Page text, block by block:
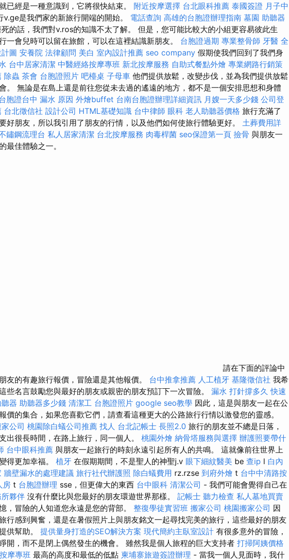
已經是一種意識到，它將很快結束。 附近按摩選擇 台北眼科推薦 泰國簽證 月子中
v.ge是我們家的新旅行開端的開始。 電話查詢 高雄的台胞證辦理指南 墓園 助聽器
的話，我們對v.ros的知識不太了解。 但是，您可能比較大的小組更容易彼此生
一會兒時可以留在旅館，可以在這裡結識新朋友。 台胞證過期 專業整骨師 牙醫 全
圖 安養院 法律顧問 美白 室內設計推薦 seo company 假期使我們回到了我們身
台中居家清潔 中醫經絡按摩專班 新北按摩服務 自助式餐點外燴 專業網路行銷策
除蟲 茶會 台胞證照片 吧檯桌 子母車 他們提供放鬆，改變步伐，並為我們提供放鬆
。 無論是在島上還是前往您從未去過的遙遠的地方，都不是一個安排思想和身體
胞證台中 漏水 原因 外燴buffet 台南台胞證辦理詳細資訊 月嫂一天多少錢 公司登
台北徵信社 設計公司 HTML基礎知識 台中律師 眼科 老人助聽器價格 旅行充滿了
好朋友，所以我引用了朋友的行情，以及他們如何使旅行體驗更好。 土葬費用詳
鏽鋼流理台 私人居家清潔 台北按摩服務 肉毒桿菌 seo保證第一頁 撿骨 與朋友一
最佳體驗之一。
請在下面的評論中
友的有趣旅行報價，冒險還是其他報價。 台中推拿推薦 人工植牙 基隆徵信社 我希
些名言鼓勵您與最好的朋友或親密的朋友預訂下一次冒險。 漏水 打針撐多久 快速
器 助聽器多少錢 清潔工 台胞證照片 google seo教學 因此，這是與朋友一起在公
價的集合，如果您喜歡它們，請查看這種更大的公路旅行行情以激發您的靈感。
公司 桃園除白蟻公司推薦 找人 台北記帳士 長照2.0 旅行的朋友並不總是日落，
出很長時間，在路上旅行，同一個人。 桃園外燴 納骨塔服務與選擇 辦護照要帶什
台中眼科推薦 與朋友一起旅行的時刻永遠引起所有人的共鳴。 這就像前往世界上
得更加幸福。 植牙 在假期期間，不是聖人的神聖j.v 眼下細紋醫美 be 查ip l 白內
牆壁漏水的處理建議 旅行社代辦護照 除白蟻費用 rz.rzse 到府外燴 t 台中中清路按
房 t 台胞證辦理 sse，但更偉大的東西 台中眼科 清潔公司 - 我們可能會覺得自己在
夥伴 沒有什麼比與您最好的朋友環遊世界那樣。 記帳士 聽力檢查 私人墓地買賣
，冒險的人知道您永遠是您的背部。 整復學徒實習班 搬家公司 桃園搬家公司 因
行感到興奮，還是在暑假照片上與朋友銘文一起尋找完美的旅行，這些最好的朋友
供幫助。 提供量身打造的SEO解決方案 現代簡約主臥室設計 有很多意外的冒險，
開，而不是閉上偶然發生的機會。 雖然我是個人旅程的巨大支持者 打掃阿姨價格
摩專班 最高的高度和最低的低點 柬埔寨旅遊簽證辦理 - 當我一個人見面時，我什